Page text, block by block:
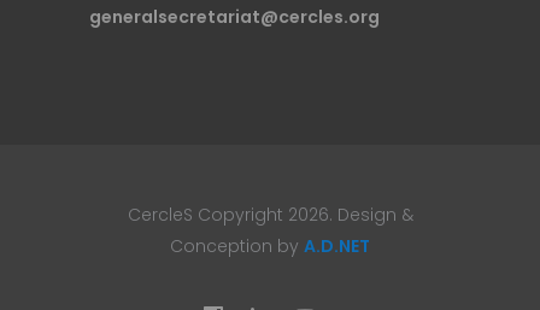
generalsecretariat@cercles.org
CercleS Copyright 2026. Design &
Conception by A.D.NET